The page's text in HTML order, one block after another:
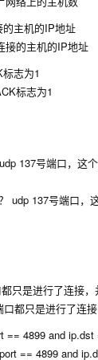
主机的IP地址
志为1
137号端口，这
只是进行了连接
4899 and ip.dst